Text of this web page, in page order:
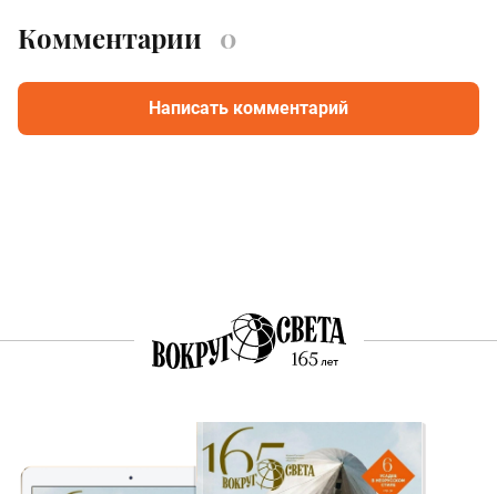
Комментарии 0
Написать комментарий